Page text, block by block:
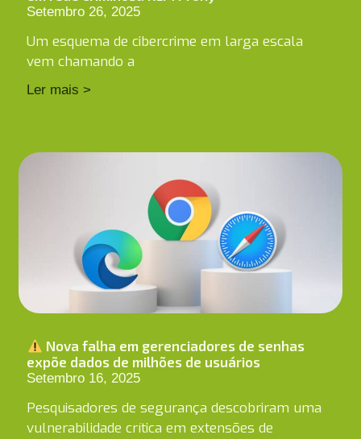
Setembro 26, 2025
Um esquema de cibercrime em larga escala
vem chamando a
Ler mais >
Nova falha em gerenciadores de senhas
expõe dados de milhões de usuários
Setembro 16, 2025
Pesquisadores de segurança descobriram uma
vulnerabilidade crítica em extensões de